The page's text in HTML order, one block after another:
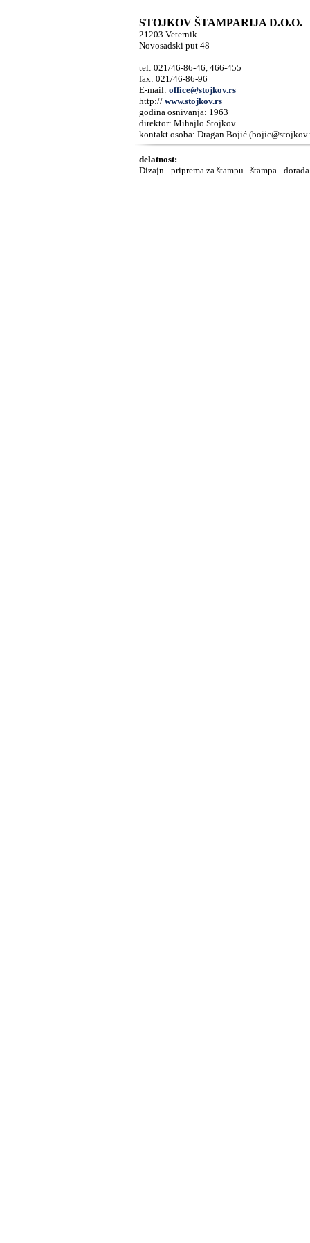
STOJKOV ŠTAMPARIJA D.O.O.
21203 Veternik
Novosadski put 48
tel: 021/46-86-46, 466-455
fax: 021/46-86-96
E-mail: office@stojkov.rs
http:// www.stojkov.rs
godina osnivanja: 1963
direktor: Mihajlo Stojkov
kontakt osoba: Dragan Bojić
delatnost:
Dizajn - priprema za štampu - štampa -